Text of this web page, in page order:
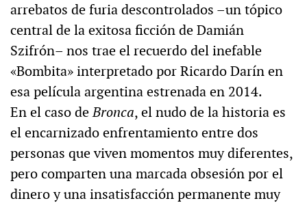
arrebatos de furia descontrolados –un tópico
central de la exitosa ficción de Damián
Szifrón– nos trae el recuerdo del inefable
«Bombita» interpretado por Ricardo Darín en
esa película argentina estrenada en 2014.
En el caso deBronca, el nudo de la historia es
el encarnizado enfrentamiento entre dos
personas que viven momentos muy diferentes,
pero comparten una marcada obsesión por el
dinero y una insatisfacción permanente muy